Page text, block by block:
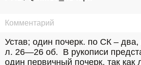
Комментарий
Устав; один почерк. по СК –
л. 26—26 об.  В рукописи
один первичный почерк, так как